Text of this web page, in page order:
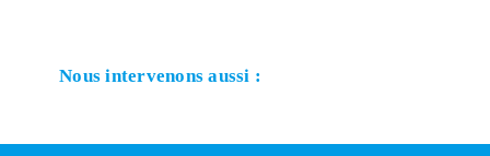
Nous intervenons aussi :